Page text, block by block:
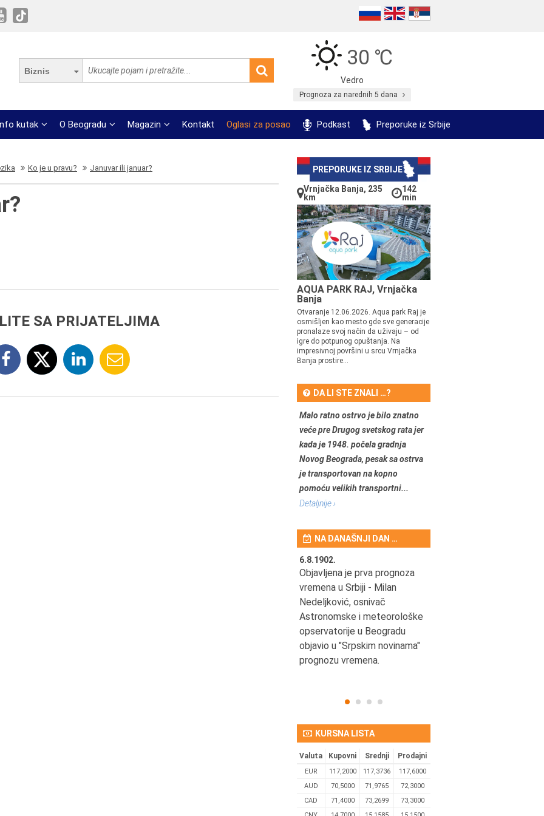
Biznis
30 ℃
Vedro
Prognoza za narednih 5 dana
kutak O Beogradu Magazin Kontakt Oglasi za posao Podkast Preporuke iz Srbije
Ko je u pravu? Januvar ili januar?
SA PRIJATELJIMA
PREPORUKE IZ SRBIJE
Vrnjačka Banja, 235
km
142
min
AQUA PARK RAJ, Vrnjačka
Banja
Otvaranje 12.06.2026. Aqua park Raj je
osmišljen kao mesto gde sve generacije
pronalaze svoj način da uživaju – od
igre do potpunog opuštanja. Na
impresivnoj površini u srcu Vrnjačka
Banja prostire...
DA LI STE ZNALI …?
Malo ratno ostrvo je bilo znatno
veće pre Drugog svetskog rata jer
kada je 1948. počela gradnja
Novog Beograda, pesak sa ostrva
je transportovan na kopno
pomoću velikih transportni...
Detaljnije ›
NA DANAŠNJI DAN …
6.8.1902.
Objavljena je prva prognoza
vremena u Srbiji - Milan
Nedeljković, osnivač
Astronomske i meteorološke
opservatorije u Beogradu
objavio u "Srpskim novinama"
prognozu vremena.
KURSNA LISTA
Valuta Kupovni Srednji Prodajni
EUR 117,2000 117,3736
117,6000
AUD
70,5000 71,9765
72,3000
CAD
71,4000 73,2699
73,3000